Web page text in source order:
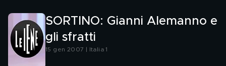
SORTINO: Gianni Alemanno e
gli sfratti
15 gen 2007 | Italia 1